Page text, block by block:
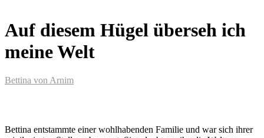
Auf diesem Hügel überseh ich
meine Welt
Bettina von Arnim
Bettina entstammte einer wohlhabenden Familie und war sich ihrer